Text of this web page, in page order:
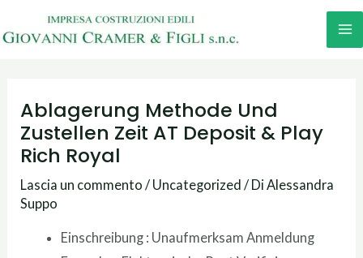
al
Ablagerung Methode Und
Zustellen Zeit AT Deposit & Play
Rich Royal
Lascia un commento / Uncategorized / DiAlessandra
Suppo
Einschreibung : Unaufmerksam Anmeldung